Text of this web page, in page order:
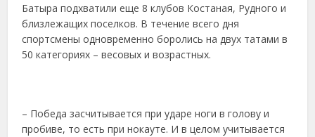
Батыра подхватили еще 8 клубов Костаная, Рудного и
близлежащих поселков. В течение всего дня
спортсмены одновременно боролись на двух татами в
50 категориях – весовых и возрастных.
– Победа засчитывается при ударе ноги в голову и
пробиве, то есть при нокауте. И в целом учитывается